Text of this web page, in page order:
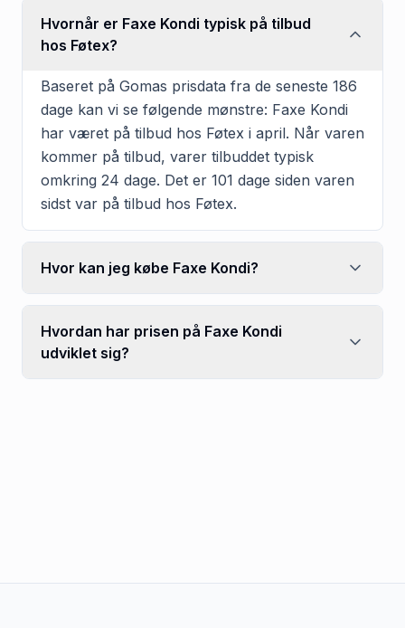
Hvornår er Faxe Kondi typisk på tilbud
hos Føtex?
Baseret på Gomas prisdata fra de seneste 186
dage kan vi se følgende mønstre: Faxe Kondi
har været på tilbud hos Føtex i april. Når varen
kommer på tilbud, varer tilbuddet typisk
omkring 24 dage. Det er 101 dage siden varen
sidst var på tilbud hos Føtex.
Hvor kan jeg købe Faxe Kondi?
Hvordan har prisen på Faxe Kondi
udviklet sig?